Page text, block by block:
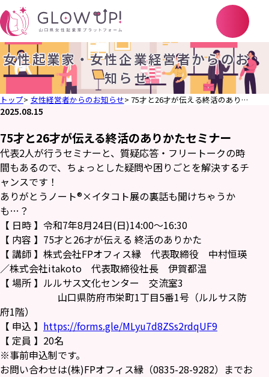
女性起業家・女性企業経営者からのお
知らせ
トップ 女性経営者からのお知らせ 75才と26才が伝える終活のありかたセミナー
2025.08.15
75才と26才が伝える終活のありかたセミナー
代表2人が行うセミナーと、質疑応答・フリートークの時
間もあるので、ちょっとした疑問や困りごとを解決するチ
ャンスです！
ありがとうノート®×イタコト展の裏話も聞けちゃうか
も…？
【 日時 】令和7年8月24日(日)14:00～16:30
【 内容 】75才と26才が伝える 終活のありかた
【 講師 】株式会社FPオフィス縁 代表取締役 中村恒瑛
／株式会社itakoto 代表取締役社長 伊賀都温
【 場所 】ルルサス文化センター 交流室3
山口県防府市栄町1丁目5番1号（ルルサス防
府1階）
【 申込 】 https://forms.gle/MLyu7d8ZSs2rdqUF9
【 定員 】20名
※事前申込制です。
お問い合わせは(株)FPオフィス縁（0835-28-9282）までお